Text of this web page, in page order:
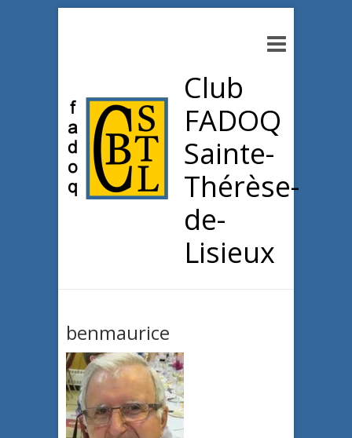
Club
FADOQ
Sainte-
Thérèse-
de-
Lisieux
benmaurice